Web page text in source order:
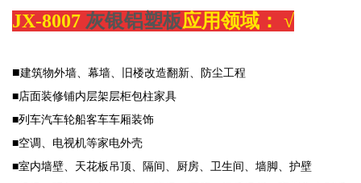
JX-8007 灰银铝塑板应用领域： √
■建筑物外墙、幕墙、旧楼改造翻新、防尘工程
■店面装修铺内层架层柜包柱家具
■列车汽车轮船客车车厢装饰
■空调、电视机等家电外壳
■室内墙壁、天花板吊顶、隔间、厨房、卫生间、墙脚、护壁